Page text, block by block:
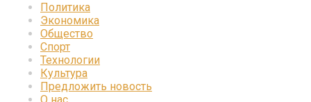
Политика
Экономика
Общество
Спорт
Технологии
Культура
Предложить новость